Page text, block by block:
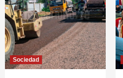
Sociedad